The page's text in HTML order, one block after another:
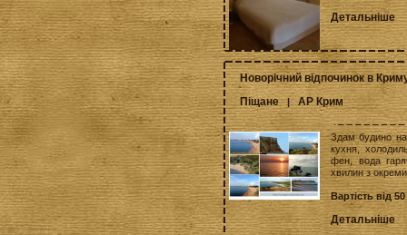
Детальніше
Новорічний відпочинок в
Піщане | АР Крим
Здам будино
кухня,
фен, вода
хвилин з
Вартість від
Детальніше